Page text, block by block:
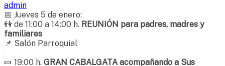
admin
📅 Jueves 5 de enero:
👫 de 11:00 a 14:00 h. REUNIÓN para padres, madres y
familiares
📌 Salón Parroquial
🍬 19:00 h. GRAN CABALGATA acompañando a Sus